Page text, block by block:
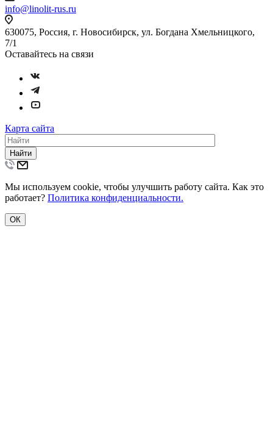
info@linolit-rus.ru
630075, Россия, г. Новосибирск, ул. Богдана Хмельницкого,
7/1
Оставайтесь на связи
Карта сайта
Найти
Мы используем cookie, чтобы улучшить работу сайта. Как это
работает? Политика конфиденциальности.
ОК